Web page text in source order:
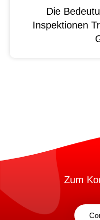
Die
Inspektionen
Zum